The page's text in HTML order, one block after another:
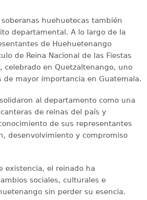
huehuetecas también
departamental. A lo largo de la
de Huehuetenango
de Reina Nacional de las Fiestas
celebrado en Quetzaltenango, uno
de mayor importancia en Guatemala.
al departamento como una
de reinas del país y
de sus representantes
desenvolvimiento y compromiso
existencia, el reinado ha
sociales, culturales e
sin perder su esencia.